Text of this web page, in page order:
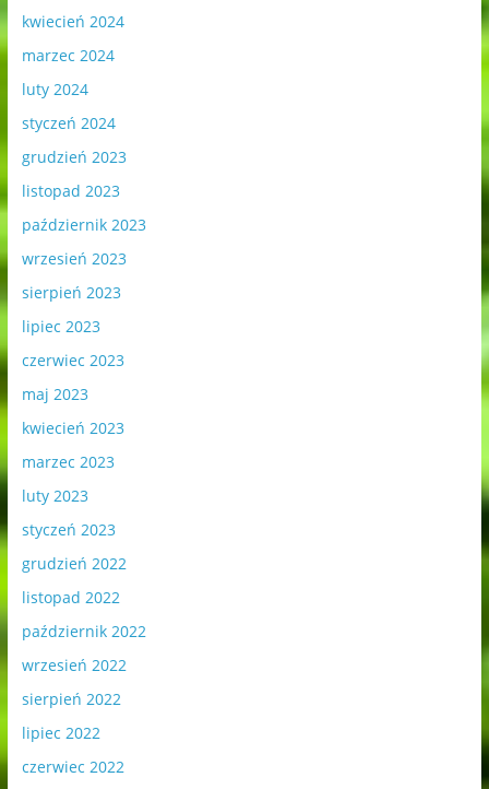
kwiecień 2024
marzec 2024
luty 2024
styczeń 2024
grudzień 2023
listopad 2023
październik 2023
wrzesień 2023
sierpień 2023
lipiec 2023
czerwiec 2023
maj 2023
kwiecień 2023
marzec 2023
luty 2023
styczeń 2023
grudzień 2022
listopad 2022
październik 2022
wrzesień 2022
sierpień 2022
lipiec 2022
czerwiec 2022